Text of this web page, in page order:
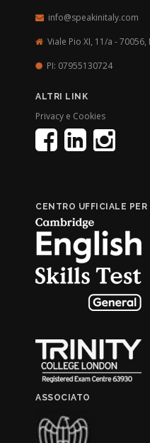
info@speakinitaly.com
Viale Pio XI, 11/a - 70056,
PI: 07955130724
ALTRI LINK
Privacy e Cookies
CENTRO UFFICIALE PER
ASSOCIATO